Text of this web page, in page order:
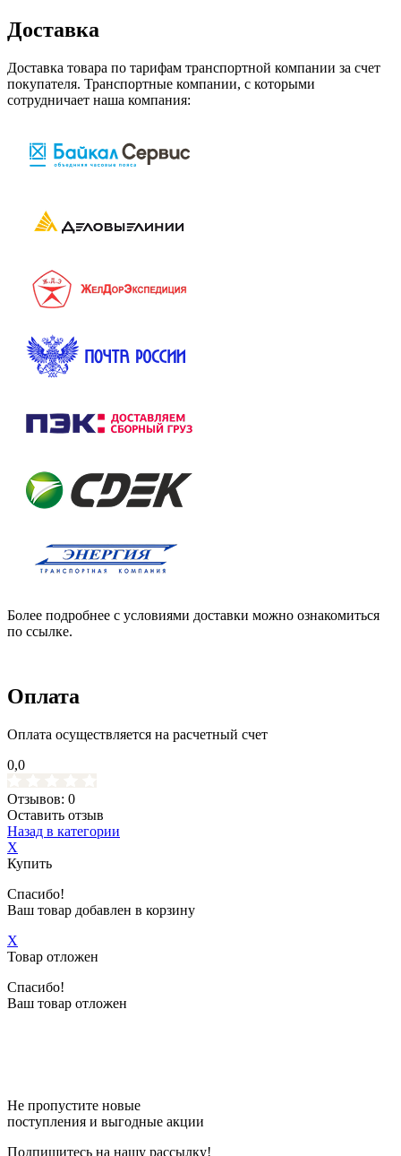
Доставка
Доставка товара по тарифам транспортной компании за счет
покупателя. Транспортные компании, с которыми
сотрудничает наша компания:
Более подробнее с условиями доставки можно ознакомиться
по ссылке.
Оплата
Оплата осуществляется на расчетный счет
0,0
Отзывов: 0
Оставить отзыв
Назад в категории
X
Купить
Спасибо!
Ваш товар добавлен в корзину
X
Товар отложен
Спасибо!
Ваш товар отложен
Не пропустите новые
поступления и выгодные акции
Подпишитесь на нашу рассылку!